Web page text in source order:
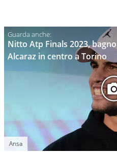
Nitto Atp Finals 2023,
Alcaraz in centro a Torino
Ansa